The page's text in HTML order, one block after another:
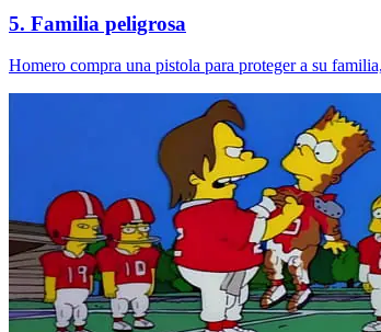
5. Familia peligrosa
Homero compra una pistola para proteger a su